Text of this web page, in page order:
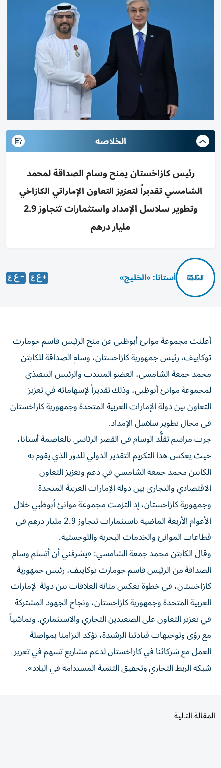
الخلاصه
رئيس كازاخستان يمنح وسام الصداقة لمحمد
الشامسي تقديراً لتعزيز التعاون الإماراتي الكازاخي
وتطوير سلاسل الإمداد واستثمارات تتجاوز 2.9
مليار درهم
أستانا: «الخليج»
أعلنت مجموعة موانئ أبوظبي عن منح الرئيس قاسم جومارت
توكاييف، رئيس جمهورية كازاخستان، وسام الصداقة للكابتن
محمد جمعة الشامسي، العضو المنتدب والرئيس التنفيذي
لمجموعة موانئ أبوظبي، وذلك تقديراً لإسهاماته في تعزيز
التعاون بين دولة الإمارات العربية المتحدة وجمهورية كازاخستان
في مجال تطوير سلاسل الإمداد.
جرت مراسم تقلُّد الوسام في القصر الرئاسي بالعاصمة أستانا،
حيث يعكس هذا التكريم التقدير الدولي للدور الذي يقوم به
الكابتن محمد جمعة الشامسي في دعم وتعزيز التعاون
الاقتصادي والتجاري بين دولة الإمارات العربية المتحدة
وجمهورية كازاخستان، إذ التزمت مجموعة موانئ أبوظبي خلال
الأعوام الأربعة الماضية باستثمارات تتجاوز 2.9 مليار درهم في
قطاعات الموانئ والخدمات البحرية واللوجستية.
وقال الكابتن محمد جمعة الشامسي: «يشرفني أن أتسلم وسام
الصداقة من الرئيس قاسم جومارت توكاييف، رئيس جمهورية
كازاخستان، في خطوة تعكس متانة العلاقات بين دولة الإمارات
العربية المتحدة وجمهورية كازاخستان، ونجاح الجهود المشتركة
في تعزيز التعاون على الصعيدين التجاري والاستثماري. وتماشياً
مع رؤى وتوجيهات قيادتنا الرشيدة، نؤكد التزامنا بمواصلة
العمل مع شركائنا في كازاخستان لدعم مشاريع تسهم في تعزيز
شبكة الربط التجاري وتحقيق التنمية المستدامة في البلاد».
المقالة التالية